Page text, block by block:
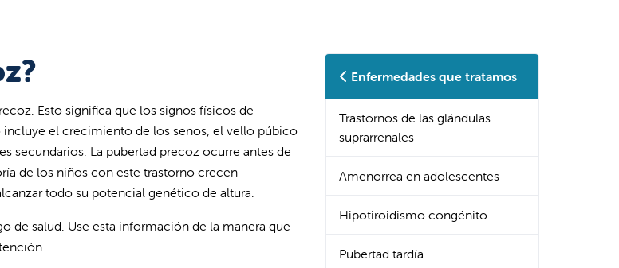
Esto significa que los signos físicos de
incluye el crecimiento de los senos, el vello púbico
secundarios. La pubertad precoz ocurre antes de
de los niños con este trastorno crecen
todo su potencial genético de altura.
de salud. Use esta información de la manera que
Enfermedades que tratamos
Trastornos de las glándulas
suprarrenales
Amenorrea en adolescentes
Hipotiroidismo congénito
Pubertad tardía